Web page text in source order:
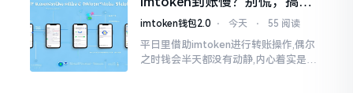
清楚了
这几点比啥都强
imtoken钱包2.0 ⋅ 今天 ⋅ 55 阅读
平日里借助imtoken进行转账操作,偶尔
之时钱会半天都没有动静,内心着实是挺